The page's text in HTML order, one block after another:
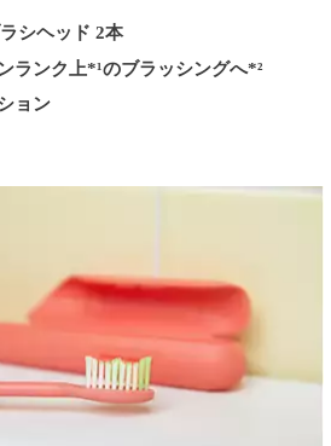
シヘッド 2本
ランク上*¹のブラッシングへ*²
ョン